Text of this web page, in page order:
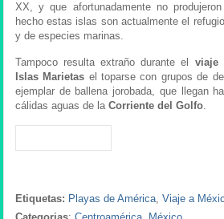
XX, y que afortunadamente no
hecho estas islas son actualmente el
y de especies marinas.
Tampoco resulta extraño durante el viaje
Islas Marietas el toparse con grupos de
ejemplar de ballena jorobada, que llegan
cálidas aguas de la Corriente del Golfo.
Etiquetas: Playas de América, Viaje a